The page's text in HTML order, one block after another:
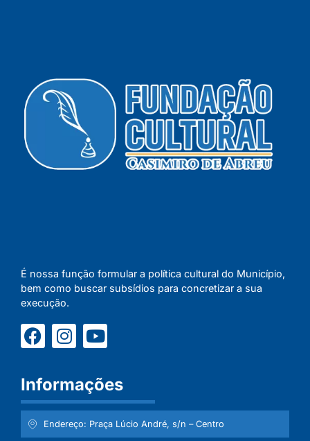
É nossa função formular a política cultural do Município,
bem como buscar subsídios para concretizar a sua
execução.
Informações
Endereço: Praça Lúcio André, s/n – Centro